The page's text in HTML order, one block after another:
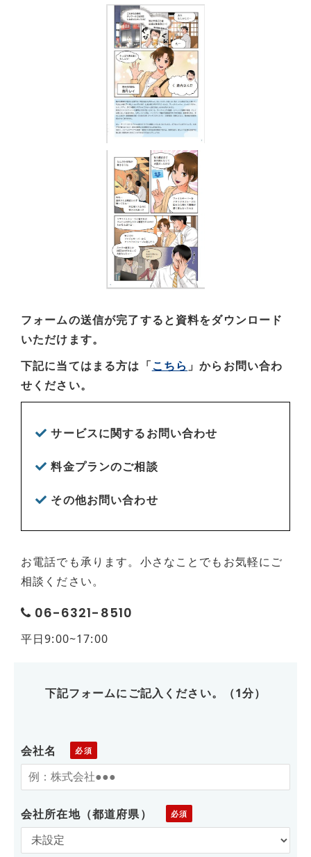
フォームの送信が完了すると資料をダウンロード
いただけます。
下記に当てはまる方は「こちら 」からお問い合わ
せください。
サービスに関するお問い合わせ
料金プランのご相談
その他お問い合わせ
お電話でも承ります。小さなことでもお気軽にご
相談ください。
06-6321-8510
平日9:00~17:00
下記フォームにご記入ください。（1分）
会社名
会社所在地（都道府県）